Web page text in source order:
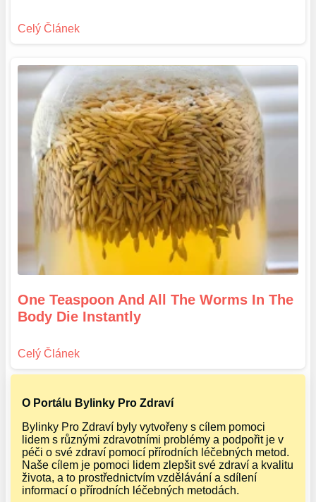
One Teaspoon And All The Worms In The
Body Die Instantly
O Portálu Bylinky Pro Zdraví
Bylinky Pro Zdraví byly vytvořeny s cílem pomoci
lidem s různými zdravotními problémy a podpořit je v
péči o své zdraví pomocí přírodních léčebných metod.
Naše cílem je pomoci lidem zlepšit své zdraví a kvalitu
života, a to prostřednictvím vzdělávání a sdílení
informací o přírodních léčebných metodách.